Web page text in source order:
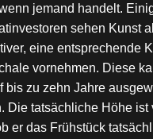
jemand handelt.
sehen Kunst
eine entsprechende
vornehmen. Diese
bis zu zehn Jahre
Die tatsächliche Höhe ist
er das Frühstück